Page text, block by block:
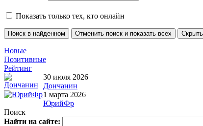
Показать только тех, кто онлайн
Новые
Позитивные
Рейтинг
30 июля 2026
Дончанин
1 марта 2026
ЮрийФр
Поиск
Найти на сайте: